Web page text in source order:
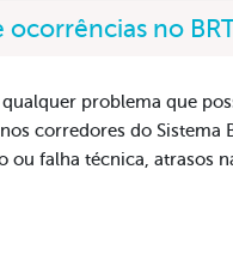
ocorrências no
problema que
corredores do Sistema
ou falha técnica, atrasos